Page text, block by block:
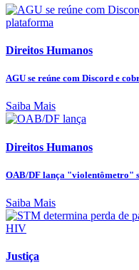
Direitos Humanos
AGU se reúne com Discord e
Saiba Mais
Direitos Humanos
OAB/DF lança "violentômetro"
Saiba Mais
Justiça